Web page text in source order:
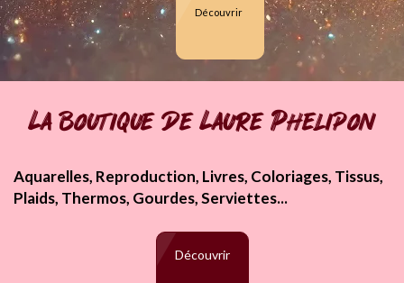
Découvrir
La boutique de Laure Phelipon
Aquarelles, Reproduction, Livres, Coloriages, Tissus,
Plaids, Thermos, Gourdes, Serviettes...
Découvrir